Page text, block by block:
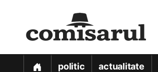
politic actualitate